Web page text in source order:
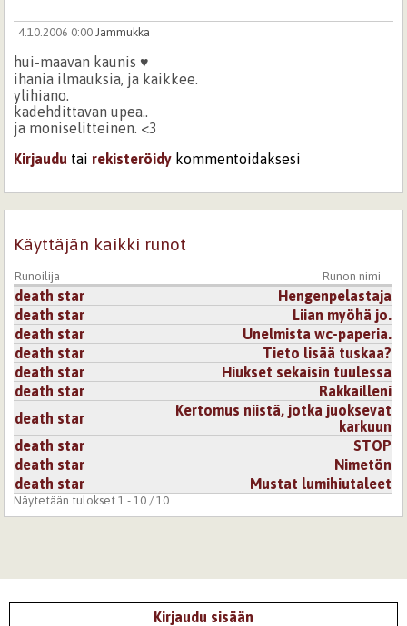
4.10.2006 0:00 Jammukka
hui-maavan kaunis ♥
ihania ilmauksia, ja kaikkee.
ylihiano.
kadehdittavan upea..
ja moniselitteinen. <3
Kirjaudu tai rekisteröidy kommentoidaksesi
Käyttäjän kaikki runot
Runoilija Runon nimi
death star
Hengenpelastaja
death star
Liian myöhä jo.
death star
Unelmista wc-paperia.
death star
Tieto lisää tuskaa?
death star
Hiukset sekaisin tuulessa
death star
Rakkailleni
death star
Kertomus niistä, jotka juoksevat
karkuun
death star
STOP
death star
Nimetön
death star
Mustat lumihiutaleet
Näytetään tulokset 1 - 10 / 10
Kirjaudu sisään